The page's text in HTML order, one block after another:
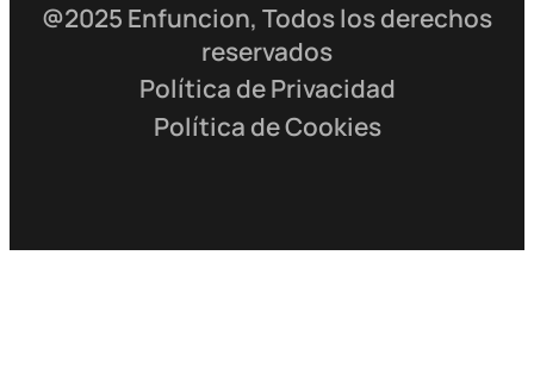
@2025 Enfuncion, Todos los derechos
reservados
Política de Privacidad
Política de Cookies